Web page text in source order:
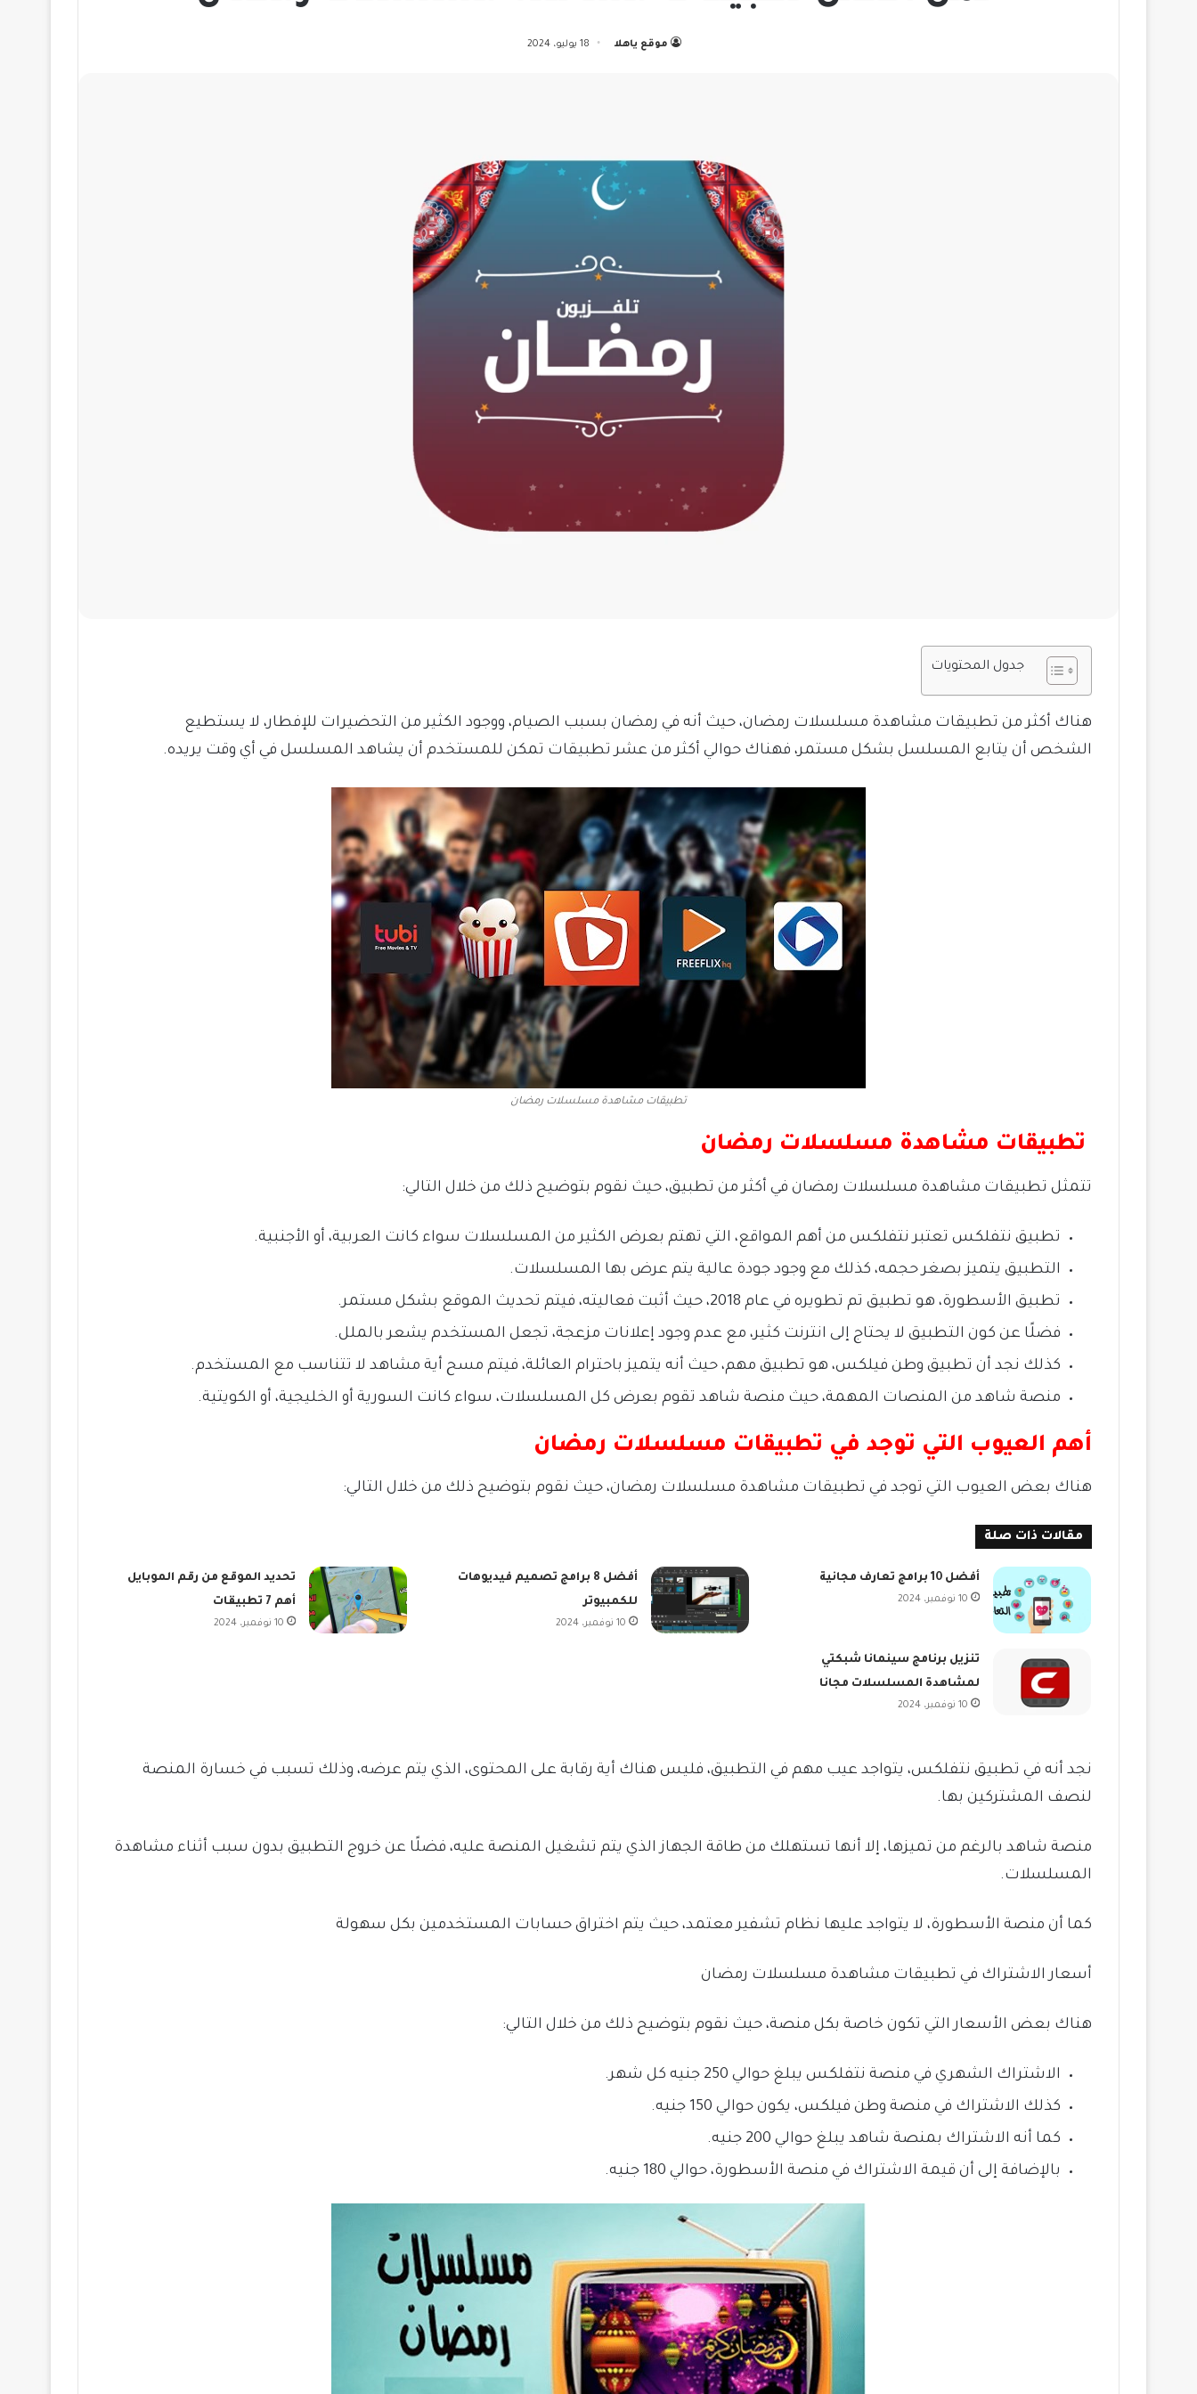
موقع ياهلا 18 يوليو، 2024
جدول المحتويات
هناك أكثر من تطبيقات مشاهدة مسلسلات رمضان، حيث أنه في رمضان بسبب الصيام، ووجود الكثير من التحضيرات للإفطار، لا يستطيع
الشخص أن يتابع المسلسل بشكل مستمر، فهناك حوالي أكثر من عشر تطبيقات تمكن للمستخدم أن يشاهد المسلسل في أي وقت يريده.
تطبيقات مشاهدة مسلسلات رمضان
تطبيقات مشاهدة مسلسلات رمضان
تتمثل تطبيقات مشاهدة مسلسلات رمضان في أكثر من تطبيق، حيث نقوم بتوضيح ذلك من خلال التالي:
تطبيق نتفلكس تعتبر نتفلكس من أهم المواقع، التي تهتم بعرض الكثير من المسلسلات سواء كانت العربية، أو الأجنبية.
التطبيق يتميز بصغر حجمه، كذلك مع وجود جودة عالية يتم عرض بها المسلسلات.
تطبيق الأسطورة، هو تطبيق تم تطويره في عام 2018، حيث أثبت فعاليته، فيتم تحديث الموقع بشكل مستمر.
فضلًا عن كون التطبيق لا يحتاج إلى انترنت كثير، مع عدم وجود إعلانات مزعجة، تجعل المستخدم يشعر بالملل.
كذلك نجد أن تطبيق وطن فيلكس، هو تطبيق مهم، حيث أنه يتميز باحترام العائلة، فيتم مسح أية مشاهد لا تتناسب مع المستخدم.
منصة شاهد من المنصات المهمة، حيث منصة شاهد تقوم بعرض كل المسلسلات، سواء كانت السورية أو الخليجية، أو الكويتية.
أهم العيوب التي توجد في تطبيقات مسلسلات رمضان
هناك بعض العيوب التي توجد في تطبيقات مشاهدة مسلسلات رمضان، حيث نقوم بتوضيح ذلك من خلال التالي:
مقالات ذات صلة
أفضل 10 برامج تعارف مجانية
10 نوفمبر، 2024
أفضل 8 برامج تصميم فيديوهات
للكمبيوتر
10 نوفمبر، 2024
تحديد الموقع من رقم الموبايل
أهم 7 تطبيقات
10 نوفمبر، 2024
تنزيل برنامج سينمانا شبكتي
لمشاهدة المسلسلات مجانا
10 نوفمبر، 2024
نجد أنه في تطبيق نتفلكس، يتواجد عيب مهم في التطبيق، فليس هناك أية رقابة على المحتوى، الذي يتم عرضه، وذلك تسبب في خسارة المنصة
لنصف المشتركين بها.
منصة شاهد بالرغم من تميزها، إلا أنها تستهلك من طاقة الجهاز الذي يتم تشغيل المنصة عليه، فضلًا عن خروج التطبيق بدون سبب أثناء مشاهدة
المسلسلات.
كما أن منصة الأسطورة، لا يتواجد عليها نظام تشفير معتمد، حيث يتم اختراق حسابات المستخدمين بكل سهولة
أسعار الاشتراك في تطبيقات مشاهدة مسلسلات رمضان
هناك بعض الأسعار التي تكون خاصة بكل منصة، حيث نقوم بتوضيح ذلك من خلال التالي:
الاشتراك الشهري في منصة نتفلكس يبلغ حوالي 250 جنيه كل شهر.
كذلك الاشتراك في منصة وطن فيلكس، يكون حوالي 150 جنيه.
كما أنه الاشتراك بمنصة شاهد يبلغ حوالي 200 جنيه.
بالإضافة إلى أن قيمة الاشتراك في منصة الأسطورة، حوالي 180 جنيه.